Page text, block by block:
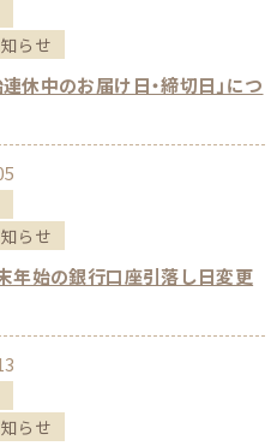
らせ
連休中のお届け日・締切日」につ
らせ
末年始の銀行口座引落し日変更
らせ